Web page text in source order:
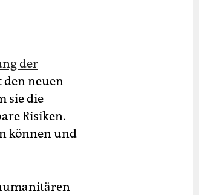
der
neuen
sie die
Risiken.
können und